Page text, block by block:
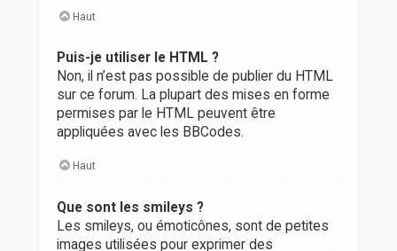
Haut
Puis-je utiliser le HTML ?
Non, il n’est pas possible de publier du HTML
sur ce forum. La plupart des mises en forme
permises par le HTML peuvent être
appliquées avec les BBCodes.
Haut
Que sont les smileys ?
Les smileys, ou émoticônes, sont de petites
images utilisées pour exprimer des